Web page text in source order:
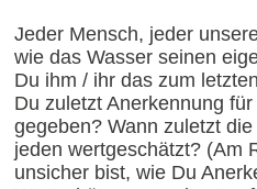
Jeder Mensch, jeder
wie das Wasser seinen
Du ihm / ihr das zum
Du zuletzt Anerkennung
gegeben? Wann zuletzt
jeden wertgeschätzt? (Am
unsicher bist, wie Du